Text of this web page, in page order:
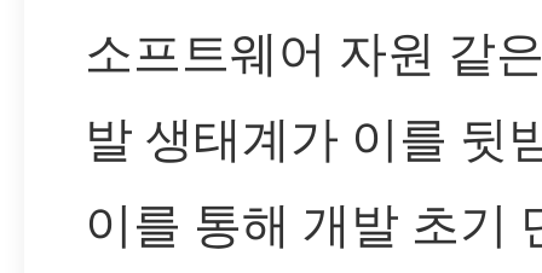
소프트웨어 자원 같
발 생태계가 이를 뒷
이를 통해 개발 초기